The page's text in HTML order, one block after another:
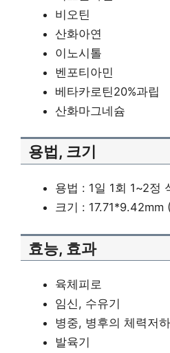
비오틴
산화아연
이노시톨
벤포티아민
베타카로틴20%과립
산화마그네슘
용법, 크기
용법 : 1일 1회 1~2정
크기 : 17.71*9.42mm
효능, 효과
육체피로
임신, 수유기
병중, 병후의 체력저
발육기